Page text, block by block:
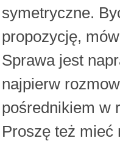
symetryczne.
propozycję,
Sprawa jest
najpierw
pośrednikiem w
Proszę też mieć